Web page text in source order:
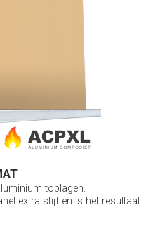
toplagen.
extra stijf en is het resultaat